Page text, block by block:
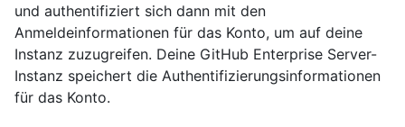
und authentifiziert sich dann mit den
Anmeldeinformationen für das Konto, um auf deine
Instanz zuzugreifen. Deine GitHub Enterprise Server-
Instanz speichert die Authentifizierungsinformationen
für das Konto.